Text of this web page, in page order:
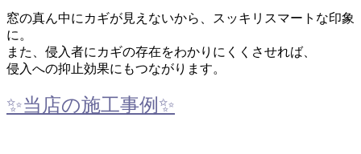
窓の真ん中にカギが見えないから、スッキリスマートな印象
に。
また、侵入者にカギの存在をわかりにくくさせれば、
侵入への抑止効果にもつながります。
✨当店の施工事例✨